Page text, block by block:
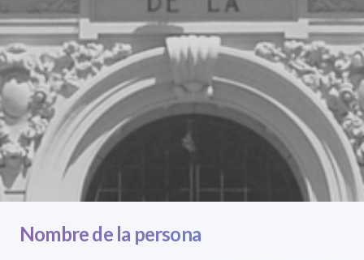
Nombre de la persona